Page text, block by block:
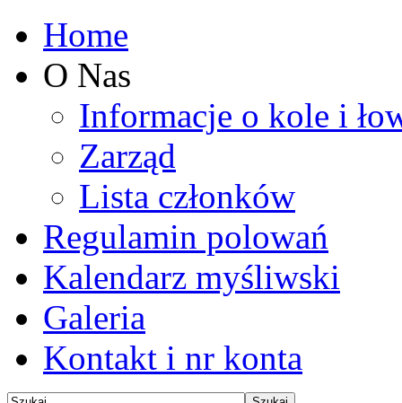
Home
O Nas
Informacje o kole i
Zarząd
Lista członków
Regulamin polowań
Kalendarz myśliwski
Galeria
Kontakt i nr konta